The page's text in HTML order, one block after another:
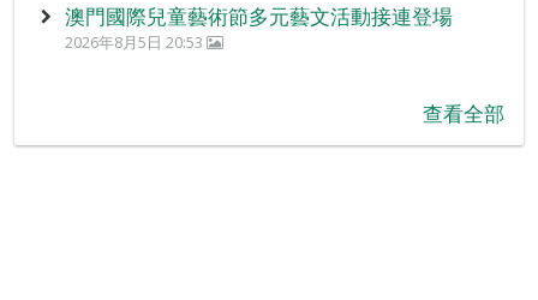
澳門國際兒童藝術節多元藝文活動接連登場
2026年8月5日 20:53
查看全部